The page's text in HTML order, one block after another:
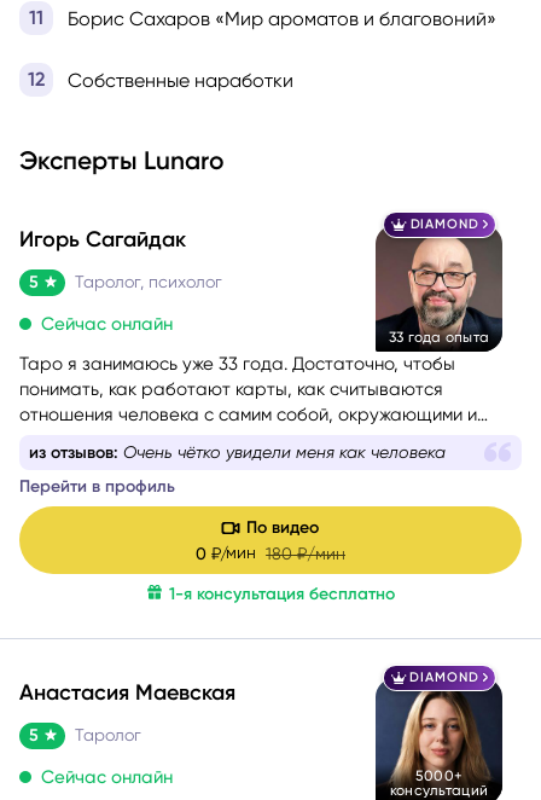
Борис Сахаров «Мир ароматов и благовоний»
Собственные наработки
Эксперты Lunaro
DIAMOND
33 года опыта
Игорь Сагайдак
5 Таролог, психолог
Сейчас онлайн
Таро я занимаюсь уже 33 года. Достаточно, чтобы
понимать, как работают карты, как считываются
отношения человека с самим собой, окружающими и
собеседника — бережно и с вниманием. Как
дипломированный психолог и мастер-практик НЛП
необходимости использую техники гармонизации
эмоционального состояния.
Работаю с метафорическими
ассоциативными картами, позволяющими глубже
раскрыть беспокоящую ситуацию, найти ресурсы в себе
из отзывов: Очень чётко увидели меня как человека
Перейти в профиль
По видео
0 ₽/мин180 ₽/мин
1-я консультация бесплатно
DIAMOND
5000+
консультаций
Анастасия Маевская
5 Таролог
Сейчас онлайн